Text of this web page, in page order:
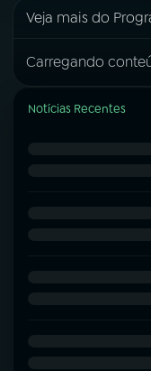
Veja mais do
Carregando
Notícias Recentes